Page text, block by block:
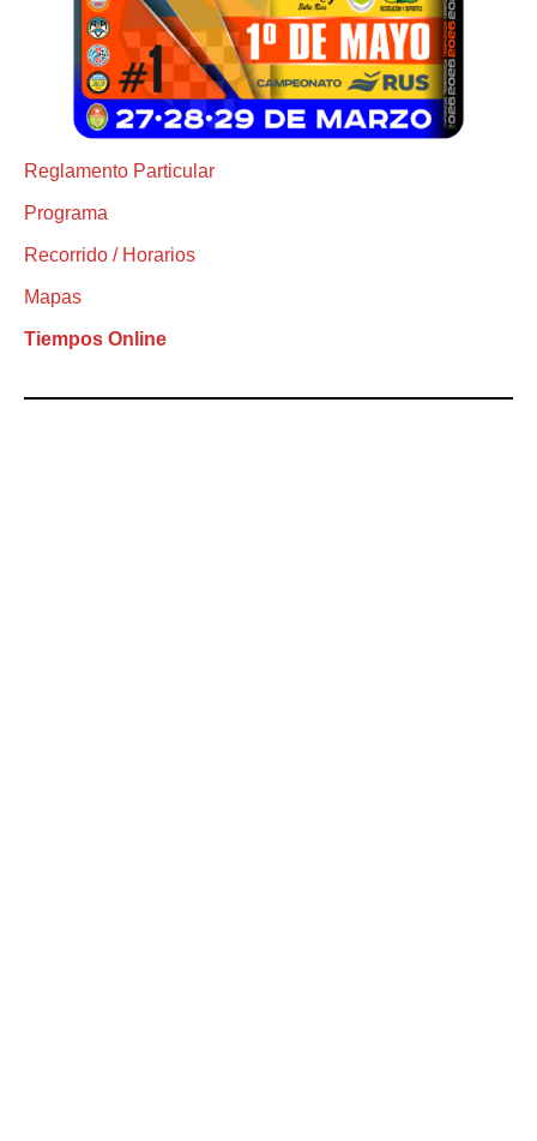
Reglamento Particular
Programa
Recorrido / Horarios
Mapas
Tiempos Online